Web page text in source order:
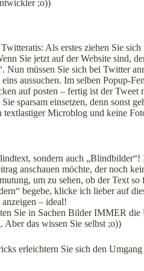
;o))
Als erstes ziehen Sie
Sie jetzt auf der Website sind,
Nun müssen Sie sich bei Twitter
aussuchen. Im selben Popup-
auf posten – fertig ist der Tweet
sparsam einsetzen, denn sonst
Microblog und keine
sondern auch
anschauen möchte, der noch
um zu sehen, ob der Text
begebe, klicke ich lieber auf
– ideal!
Sie in Sachen Bilder IMMER die
Aber das wissen Sie selbst ;o))
erleichtern Sie sich den